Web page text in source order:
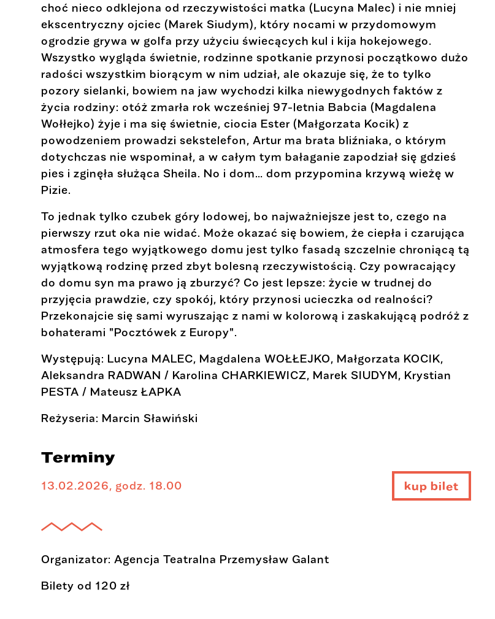
choć nieco odklejona od rzeczywistości matka (Lucyna Malec) i nie mniej
ekscentryczny ojciec (Marek Siudym), który nocami w przydomowym
ogrodzie grywa w golfa przy użyciu świecących kul i kija hokejowego.
Wszystko wygląda świetnie, rodzinne spotkanie przynosi początkowo dużo
radości wszystkim biorącym w nim udział, ale okazuje się, że to tylko
pozory sielanki, bowiem na jaw wychodzi kilka niewygodnych faktów z
życia rodziny: otóż zmarła rok wcześniej 97-letnia Babcia (Magdalena
Wołłejko) żyje i ma się świetnie, ciocia Ester (Małgorzata Kocik) z
powodzeniem prowadzi sekstelefon, Artur ma brata bliźniaka, o którym
dotychczas nie wspominał, a w całym tym bałaganie zapodział się gdzieś
pies i zginęła służąca Sheila. No i dom… dom przypomina krzywą wieżę w
Pizie.
To jednak tylko czubek góry lodowej, bo najważniejsze jest to, czego na
pierwszy rzut oka nie widać. Może okazać się bowiem, że ciepła i czarująca
atmosfera tego wyjątkowego domu jest tylko fasadą szczelnie chroniącą tą
wyjątkową rodzinę przed zbyt bolesną rzeczywistością. Czy powracający
do domu syn ma prawo ją zburzyć? Co jest lepsze: życie w trudnej do
przyjęcia prawdzie, czy spokój, który przynosi ucieczka od realności?
Przekonajcie się sami wyruszając z nami w kolorową i zaskakującą podróż z
bohaterami "Pocztówek z Europy".
Występują: Lucyna MALEC, Magdalena WOŁŁEJKO, Małgorzata KOCIK,
Aleksandra RADWAN / Karolina CHARKIEWICZ, Marek SIUDYM, Krystian
PESTA / Mateusz ŁAPKA
Reżyseria: Marcin Sławiński
Terminy
13.02.2026, godz. 18.00
kup bilet
Organizator: Agencja Teatralna Przemysław Galant
Bilety od 120 zł